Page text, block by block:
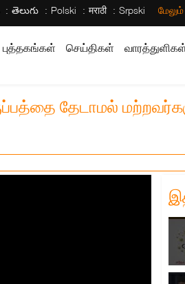
తెలుగు Polski मराठी Srpski
புத்தகங்கள் செய்திகள்
தேடாமல்